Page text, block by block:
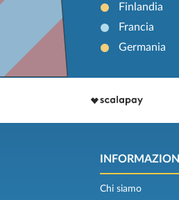
Finlandia
Francia
Germania
INFORMAZIONI
Chi siamo